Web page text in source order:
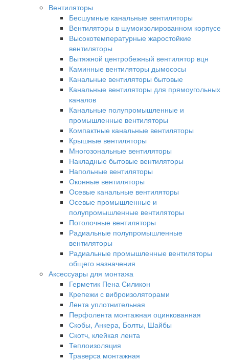
Вентиляторы
Бесшумные канальные вентиляторы
Вентиляторы в шумоизолированном корпусе
Высокотемпературные жаростойкие
вентиляторы
Вытяжной центробежный вентилятор вцн
Каминные вентиляторы дымососы
Канальные вентиляторы бытовые
Канальные вентиляторы для прямоугольных
каналов
Канальные полупромышленные и
промышленные вентиляторы
Компактные канальные вентиляторы
Крышные вентиляторы
Многозональные вентиляторы
Накладные бытовые вентиляторы
Напольные вентиляторы
Оконные вентиляторы
Осевые канальные вентиляторы
Осевые промышленные и
полупромышленные вентиляторы
Потолочные вентиляторы
Радиальные полупромышленные
вентиляторы
Радиальные промышленные вентиляторы
общего назначения
Аксессуары для монтажа
Герметик Пена Силикон
Крепежи с виброизоляторами
Лента уплотнительная
Перфолента монтажная оцинкованная
Скобы, Анкера, Болты, Шайбы
Скотч, клейкая лента
Теплоизоляция
Траверса монтажная